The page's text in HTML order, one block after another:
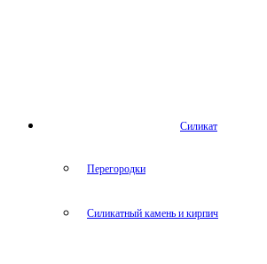
Силикат
Перегородки
Силикатный камень и кирпич